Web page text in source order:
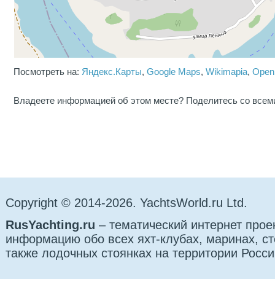
Посмотреть на: Яндекс.Карты,Google Maps,Wikimapia,
Владеете информацией об этом месте? Поделитесь со
Copyright © 2014-2026. YachtsWorld.ru Ltd.
RusYachting.ru – тематический интернет
информацию обо всех яхт-клубах, маринах,
также лодочных стоянках на территории